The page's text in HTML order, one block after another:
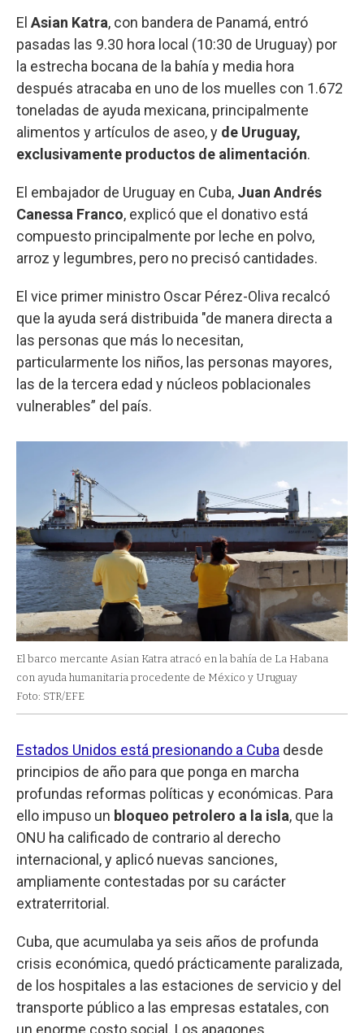
El Asian Katra, con bandera de Panamá, entró
pasadas las 9.30 hora local (10:30 de Uruguay) por
la estrecha bocana de la bahía y media hora
después atracaba en uno de los muelles con 1.672
toneladas de ayuda mexicana, principalmente
alimentos y artículos de aseo, y de Uruguay,
exclusivamente productos de alimentación.
El embajador de Uruguay en Cuba, Juan Andrés
Canessa Franco, explicó que el donativo está
compuesto principalmente por leche en polvo,
arroz y legumbres, pero no precisó cantidades.
El vice primer ministro Oscar Pérez-Oliva recalcó
que la ayuda será distribuida "de manera directa a
las personas que más lo necesitan,
particularmente los niños, las personas mayores,
las de la tercera edad y núcleos poblacionales
vulnerables” del país.
El barco mercante Asian Katra atracó en la bahía de La Habana
con ayuda humanitaria procedente de México y Uruguay
Foto: STR/EFE
Estados Unidos está presionando a Cuba desde
principios de año para que ponga en marcha
profundas reformas políticas y económicas. Para
ello impuso un bloqueo petrolero a la isla, que la
ONU ha calificado de contrario al derecho
internacional, y aplicó nuevas sanciones,
ampliamente contestadas por su carácter
extraterritorial.
Cuba, que acumulaba ya seis años de profunda
crisis económica, quedó prácticamente paralizada,
de los hospitales a las estaciones de servicio y del
transporte público a las empresas estatales, con
un enorme costo social. Los apagones